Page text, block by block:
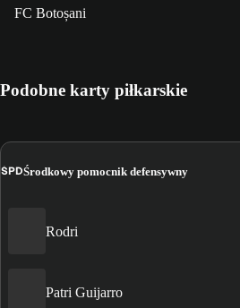
FC Botoșani
Podobne karty piłkarskie
ŚPDŚrodkowy pomocnik defensywny
Rodri
Patri Guijarro